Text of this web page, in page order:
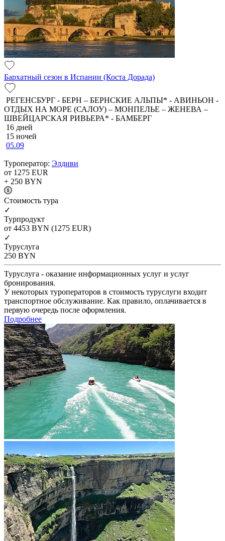
Бархатный сезон в Испании (Коста Дорада)
РЕГЕНСБУРГ - БЕРН – БЕРНСКИЕ АЛЬПЫ* - АВИНЬОН -
ОТДЫХ НА МОРЕ (САЛОУ) – МОНПЕЛЬЕ – ЖЕНЕВА –
ШВЕЙЦАРСКАЯ РИВЬЕРА* - БАМБЕРГ
16 дней
15 ночей
05.09
Туроператор: Элдиви
от 1275 EUR
+ 250 BYN
Cтоимость тура
✓
Турпродукт
от 4453 BYN (1275 EUR)
✓
Туруслуга
250 BYN
Туруслуга - оказание информационных услуг и услуг
бронирования.
У некоторых туроператоров в стоимость туруслуги входит
транспортное обслуживание. Как правило, оплачивается в
первую очередь после оформления.
Подробнее